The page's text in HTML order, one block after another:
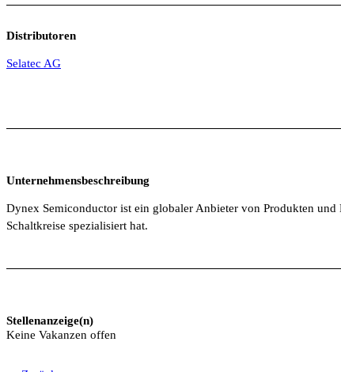
Distributoren
Selatec AG
Unternehmensbeschreibung
Dynex Semiconductor ist ein globaler Anbieter von Produkten
Schaltkreise spezialisiert hat.
Stellenanzeige(n)
Keine Vakanzen offen